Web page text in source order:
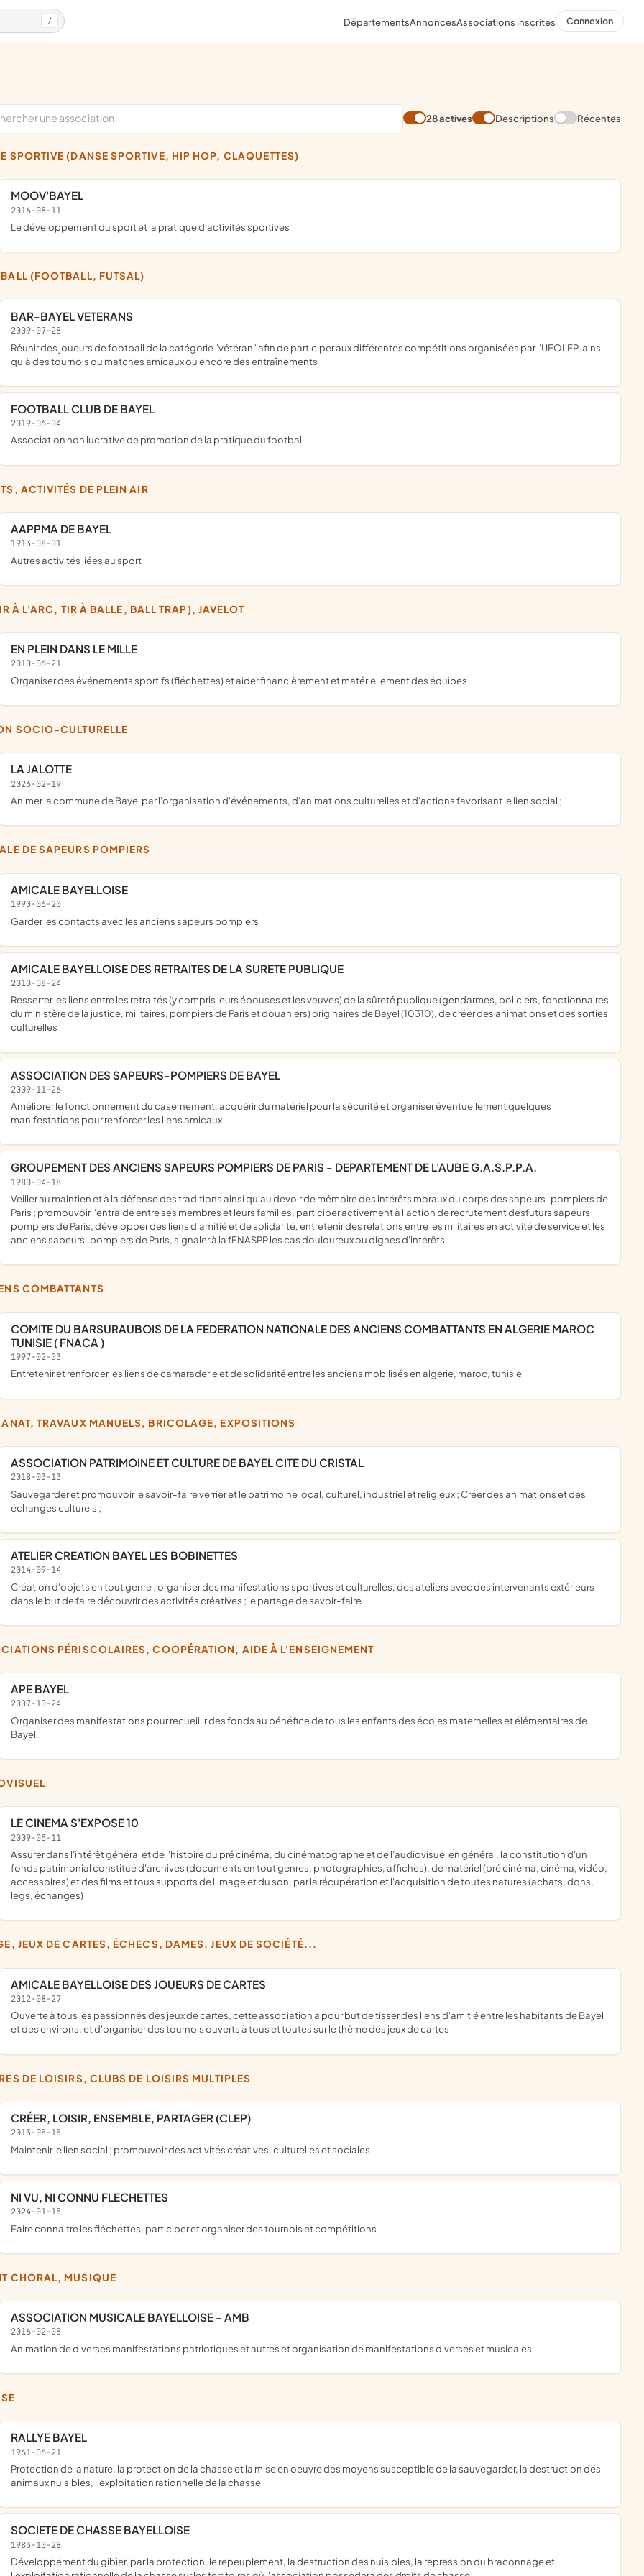
/ DépartementsAnnoncesAssociations inscrites Connexion
28 actives Descriptions Récentes
SPORTIVE (DANSE SPORTIVE, HIP HOP, CLAQUETTES)
MOOV'BAYEL
2016-08-11
le développement du sport et la pratique d'activités sportives
(FOOTBALL, FUTSAL)
BAR-BAYEL VETERANS
2009-07-28
réunir des joueurs de football de la catégorie "vétéran" afin de participer aux différentes compétitions organisées par l'UFOLEP, ainsi
qu'à des tournois ou matches amicaux ou encore des entraînements
FOOTBALL CLUB DE BAYEL
2019-06-04
association non lucrative de promotion de la pratique du football
ACTIVITÉS DE PLEIN AIR
AAPPMA DE BAYEL
1913-08-01
Autres activités liées au sport
À L'ARC, TIR À BALLE, BALL TRAP), JAVELOT
EN PLEIN DANS LE MILLE
2010-06-21
organiser des événements sportifs (fléchettes) et aider financièrement et matériellement des équipes
SOCIO-CULTURELLE
LA JALOTTE
2026-02-19
animer la commune de Bayel par l'organisation d'événements, d'animations culturelles et d'actions favorisant le lien social ;
DE SAPEURS POMPIERS
AMICALE BAYELLOISE
1990-06-20
garder les contacts avec les anciens sapeurs pompiers
AMICALE BAYELLOISE DES RETRAITES DE LA SURETE PUBLIQUE
2010-08-24
resserrer les liens entre les retraités (y compris leurs épouses et les veuves) de la sûreté publique (gendarmes, policiers, fonctionnaires
du ministère de la justice, militaires, pompiers de Paris et douaniers) originaires de Bayel (10310), de créer des animations et des sorties
culturelles
ASSOCIATION DES SAPEURS-POMPIERS DE BAYEL
2009-11-26
améliorer le fonctionnement du casernement, acquérir du matériel pour la sécurité et organiser éventuellement quelques
manifestations pour renforcer les liens amicaux
GROUPEMENT DES ANCIENS SAPEURS POMPIERS DE PARIS - DEPARTEMENT DE L'AUBE G.A.S.P.P.A.
1980-04-18
veiller au maintien et à la défense des traditions ainsi qu'au devoir de mémoire des intérêts moraux du corps des sapeurs-pompiers de
Paris ; promouvoir l'entraide entre ses membres et leurs familles, participer activement à l'action de recrutement desfuturs sapeurs
pompiers de Paris, développer des liens d'amitié et de solidarité, entretenir des relations entre les militaires en activité de service et les
anciens sapeurs-pompiers de Paris, signaler à la fFNASPP les cas douloureux ou dignes d'intérêts
COMBATTANTS
COMITE DU BARSURAUBOIS DE LA FEDERATION NATIONALE DES ANCIENS COMBATTANTS EN ALGERIE MAROC
TUNISIE ( FNACA )
1997-02-03
entretenir et renforcer les liens de camaraderie et de solidarité entre les anciens mobilisés en algerie, maroc, tunisie
TRAVAUX MANUELS, BRICOLAGE, EXPOSITIONS
ASSOCIATION PATRIMOINE ET CULTURE DE BAYEL CITE DU CRISTAL
2018-03-13
sauvegarder et promouvoir le savoir-faire verrier et le patrimoine local, culturel, industriel et religieux ; Créer des animations et des
échanges culturels ;
ATELIER CREATION BAYEL LES BOBINETTES
2014-09-14
création d'objets en tout genre ; organiser des manifestations sportives et culturelles, des ateliers avec des intervenants extérieurs
dans le but de faire découvrir des activités créatives ; le partage de savoir-faire
PÉRISCOLAIRES, COOPÉRATION, AIDE À L'ENSEIGNEMENT
APE BAYEL
2007-10-24
organiser des manifestations pour recueillir des fonds au bénéfice de tous les enfants des écoles maternelles et élémentaires de
Bayel.
LE CINEMA S'EXPOSE 10
2009-05-11
assurer dans l'intérêt général et de l'histoire du pré cinéma, du cinématographe et de l'audiovisuel en général, la constitution d'un
fonds patrimonial constitué d'archives (documents en tout genres, photographies, affiches), de matériel (pré cinéma, cinéma, vidéo,
accessoires) et des films et tous supports de l'image et du son, par la récupération et l'acquisition de toutes natures (achats, dons,
legs, échanges)
JEUX DE CARTES, ÉCHECS, DAMES, JEUX DE SOCIÉTÉ...
AMICALE BAYELLOISE DES JOUEURS DE CARTES
2012-08-27
ouverte à tous les passionnés des jeux de cartes, cette association a pour but de tisser des liens d'amitié entre les habitants de Bayel
et des environs, et d'organiser des tournois ouverts à tous et toutes sur le thème des jeux de cartes
DE LOISIRS, CLUBS DE LOISIRS MULTIPLES
CRÉER, LOISIR, ENSEMBLE, PARTAGER (CLEP)
2013-05-15
maintenir le lien social ; promouvoir des activités créatives, culturelles et sociales
NI VU, NI CONNU FLECHETTES
2024-01-15
faire connaitre les fléchettes, participer et organiser des tournois et compétitions
CHORAL, MUSIQUE
ASSOCIATION MUSICALE BAYELLOISE - AMB
2016-02-08
animation de diverses manifestations patriotiques et autres et organisation de manifestations diverses et musicales
RALLYE BAYEL
1961-06-21
protection de la nature, la protection de la chasse et la mise en oeuvre des moyens susceptible de la sauvegarder, la destruction des
animaux nuisibles, l'exploitation rationnelle de la chasse
SOCIETE DE CHASSE BAYELLOISE
1983-10-28
développement du gibier, par la protection, le repeuplement, la destruction des nuisibles, la repression du braconnage et